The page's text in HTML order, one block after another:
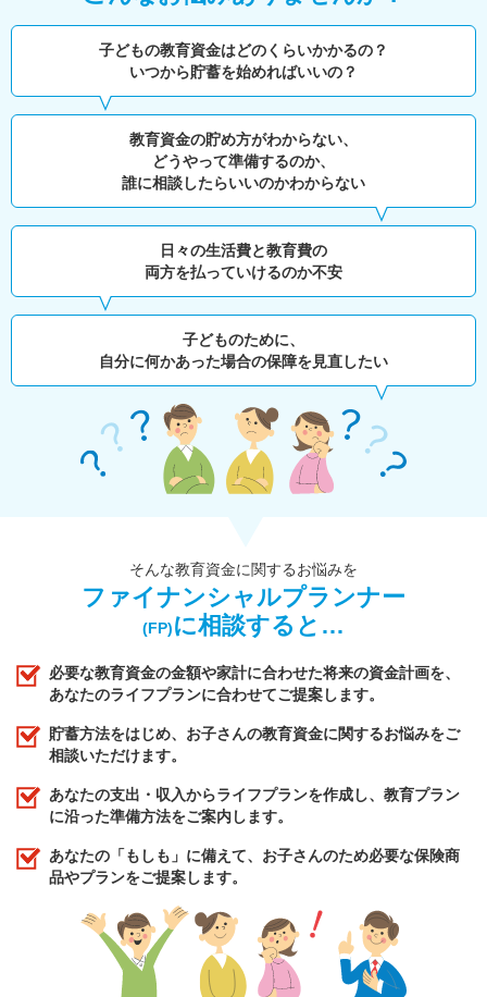
子どもの教育資金はどのくらいかかるの？
いつから貯蓄を始めればいいの？
教育資金の貯め方がわからない、
どうやって準備するのか、
誰に相談したらいいのかわからない
日々の生活費と教育費の
両方を払っていけるのか不安
子どものために、
自分に何かあった場合の保障を見直したい
そんな教育資金に関するお悩みを
ファイナンシャルプランナー
(FP)に相談すると…
必要な教育資金の金額や家計に合わせた将来の資金計画を、
あなたのライフプランに合わせてご提案します。
貯蓄方法をはじめ、お子さんの教育資金に関するお悩みをご
相談いただけます。
あなたの支出・収入からライフプランを作成し、教育プラン
に沿った準備方法をご案内します。
あなたの「もしも」に備えて、お子さんのため必要な保険商
品やプランをご提案します。